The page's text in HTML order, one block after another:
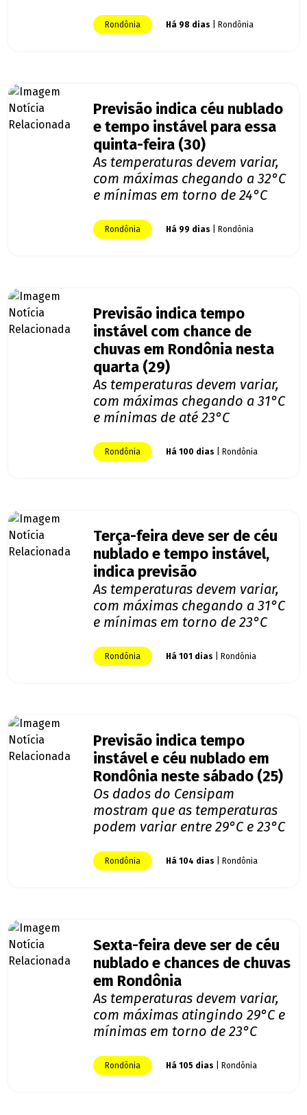
Rondônia Há 98 dias | Rondônia
Previsão indica céu nublado
e tempo instável para essa
quinta-feira (30)
As temperaturas devem variar,
com máximas chegando a 32°C
e mínimas em torno de 24°C
Rondônia Há 99 dias | Rondônia
Previsão indica tempo
instável com chance de
chuvas em Rondônia nesta
quarta (29)
As temperaturas devem variar,
com máximas chegando a 31°C
e mínimas de até 23°C
Rondônia Há 100 dias | Rondônia
Terça-feira deve ser de céu
nublado e tempo instável,
indica previsão
As temperaturas devem variar,
com máximas chegando a 31°C
e mínimas em torno de 23°C
Rondônia Há 101 dias | Rondônia
Previsão indica tempo
instável e céu nublado em
Rondônia neste sábado (25)
Os dados do Censipam
mostram que as temperaturas
podem variar entre 29°C e 23°C
Rondônia Há 104 dias | Rondônia
Sexta-feira deve ser de céu
nublado e chances de chuvas
em Rondônia
As temperaturas devem variar,
com máximas atingindo 29°C e
mínimas em torno de 23°C
Rondônia Há 105 dias | Rondônia